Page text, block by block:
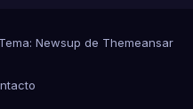
Tema: Newsup de Themeansar